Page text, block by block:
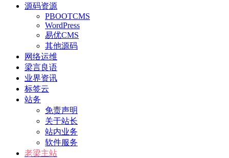
源码资源
PBOOTCMS
WordPress
易优CMS
其他源码
网络运维
梁言良语
业界资讯
标签云
站务
免责声明
关于站长
站内业务
软件服务
老梁主站